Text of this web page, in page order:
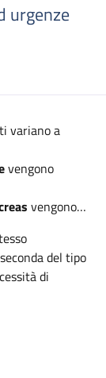
urgenze
variano a
vengono
vengono
del tipo
di
svolto nel